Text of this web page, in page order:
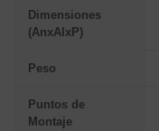
Dimensiones
(AnxAlxP)
Peso
Puntos de
Montaje